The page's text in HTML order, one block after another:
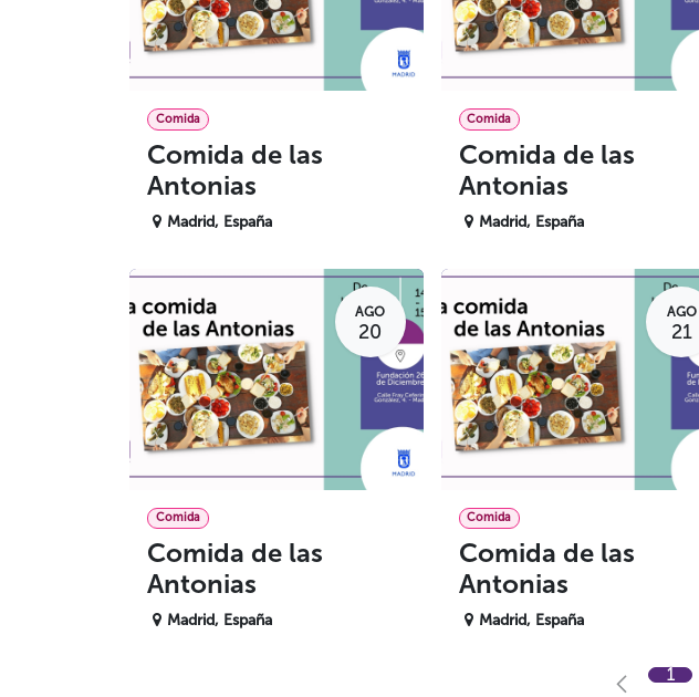
Comida
Comida de las
Antonias
Madrid, España
Comida
Comida de las
Antonias
Madrid, España
AGO
20
Comida
Comida de las
Antonias
Madrid, España
AGO
21
Comida
Comida de las
Antonias
Madrid, España
1